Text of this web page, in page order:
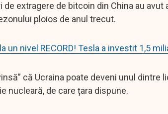
de extragere de bitcoin din China au
ploios de anul trecut.
un nivel RECORD! Tesla a investit 1,5
că Ucraina poate deveni unul
nucleară, de care țara dispune.